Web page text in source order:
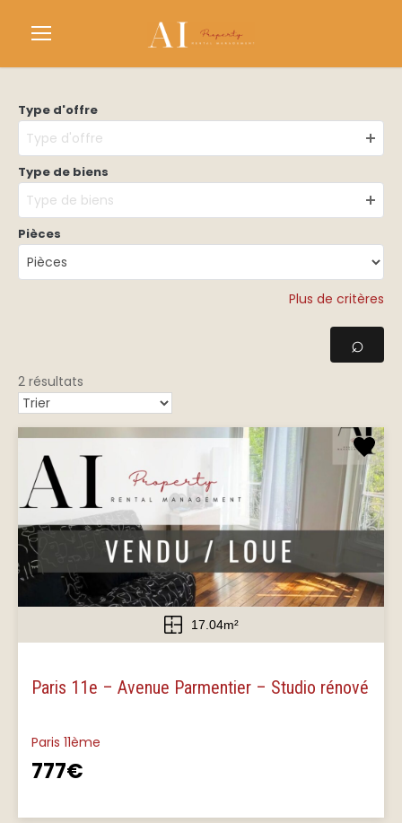
Type d'offre
Type d'offre
Type de biens
Type de biens
Pièces
Plus de critères
2 résultats
17.04m²
Paris 11e – Avenue Parmentier – Studio rénové
Paris 11ème
777€